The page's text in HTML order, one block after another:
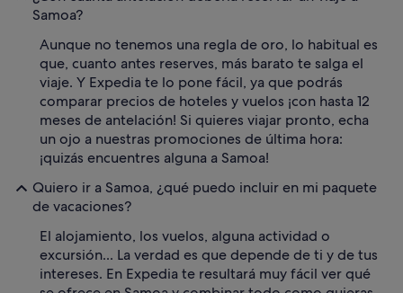
Samoa?
Aunque no tenemos una regla de oro, lo habitual es
que, cuanto antes reserves, más barato te salga el
viaje. Y Expedia te lo pone fácil, ya que podrás
comparar precios de hoteles y vuelos ¡con hasta 12
meses de antelación! Si quieres viajar pronto, echa
un ojo a nuestras promociones de última hora:
¡quizás encuentres alguna a Samoa!
Quiero ir a Samoa, ¿qué puedo incluir en mi paquete
de vacaciones?
El alojamiento, los vuelos, alguna actividad o
excursión... La verdad es que depende de ti y de tus
intereses. En Expedia te resultará muy fácil ver qué